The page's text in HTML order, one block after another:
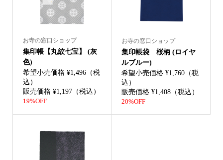
お寺の窓口ショップ
集印帳【丸紋七宝】 (灰
色)
希望小売価格 ¥1,496（税
込）
販売価格 ¥1,197（税込）
19%OFF
お寺の窓口ショップ
集印帳袋 桜柄 (ロイヤ
ルブルー)
希望小売価格 ¥1,760（税
込）
販売価格 ¥1,408（税込）
20%OFF